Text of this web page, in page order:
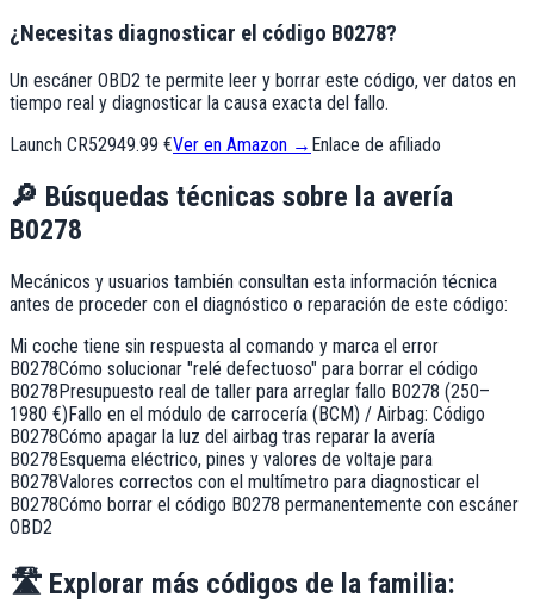
¿Necesitas diagnosticar el código B0278?
Un escáner OBD2 te permite leer y borrar este código, ver datos en
tiempo real y diagnosticar la causa exacta del fallo.
Launch CR52949.99 €Ver en Amazon → Enlace de afiliado
🔎 Búsquedas técnicas sobre la avería
B0278
Mecánicos y usuarios también consultan esta información técnica
antes de proceder con el diagnóstico o reparación de este código:
Mi coche tiene sin respuesta al comando y marca el error
B0278Cómo solucionar "relé defectuoso" para borrar el código
B0278Presupuesto real de taller para arreglar fallo B0278 (250–
1980 €)Fallo en el módulo de carrocería (BCM) / Airbag: Código
B0278Cómo apagar la luz del airbag tras reparar la avería
B0278Esquema eléctrico, pines y valores de voltaje para
B0278Valores correctos con el multímetro para diagnosticar el
B0278Cómo borrar el código B0278 permanentemente con escáner
OBD2
🛣️ Explorar más códigos de la familia: